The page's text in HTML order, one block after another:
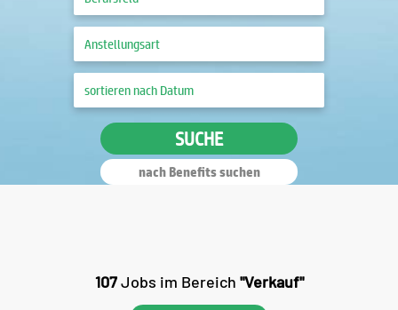
SUCHE
nach Benefits suchen
107Jobs im Bereich "Verkauf"